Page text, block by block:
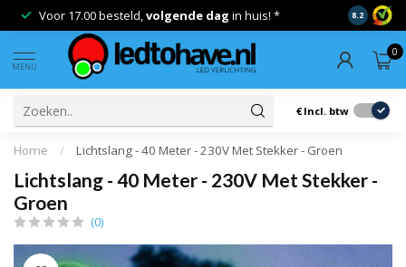
Voor 17.00 besteld,volgende dag in huis! * Gratis
8.2
MENU
0
€ Incl. btw
Home / Lichtslang - 40 Meter - 230V Met Stekker - Groen
Lichtslang - 40 Meter - 230V Met Stekker -
Groen
(0)